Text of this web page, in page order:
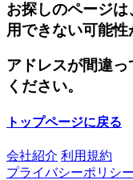
お探しのページ
用できない可能性
アドレスが間違
ください。
トップページに戻る
会社紹介 利用規約
プライバシーポリシー